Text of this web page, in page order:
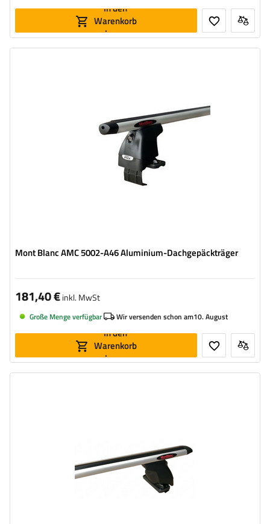
In den
Warenkorb
legen
Mont Blanc AMC 5002-A46 Aluminium-Dachgepäckträger
181,40 €inkl. MwSt
Große Menge verfügbar Wir versenden schon am10. August
In den
Warenkorb
legen